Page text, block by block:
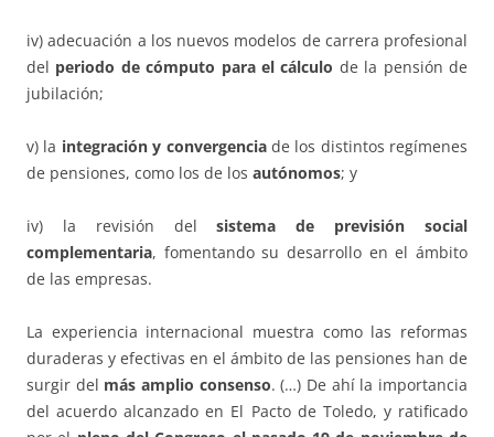
iv) adecuación a los nuevos modelos de carrera profesional
del periodo de cómputo para el cálculo de la pensión de
jubilación;
v) la integración y convergenciade los distintos regímenes
de pensiones, como los de los autónomos; y
iv) la revisión delsistema de previsión social
complementaria, fomentando su desarrollo en el ámbito
de las empresas.
La experiencia internacional muestra como las reformas
duraderas y efectivas en el ámbito de las pensiones han de
surgir del más amplio consenso. (…) De ahí la importancia
del acuerdo alcanzado en El Pacto de Toledo, y ratificado